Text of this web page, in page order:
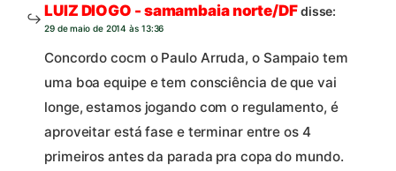
LUIZ DIOGO - samambaia norte/DFdisse:
29 de maio de 2014 às 13:36
Concordo cocm o Paulo Arruda, o Sampaio tem
uma boa equipe e tem consciência de que vai
longe, estamos jogando com o regulamento, é
aproveitar está fase e terminar entre os 4
primeiros antes da parada pra copa do mundo.